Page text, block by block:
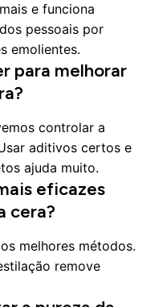
e funciona
pessoais por
emolientes.
para melhorar
controlar a
aditivos certos e
ajuda muito.
eficazes
cera?
melhores métodos.
remove